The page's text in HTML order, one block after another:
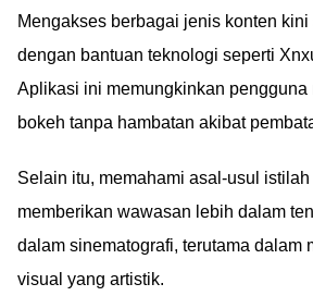
Mengakses berbagai jenis konten
dengan bantuan teknologi seperti
Aplikasi ini memungkinkan pengguna
bokeh tanpa hambatan akibat
Selain itu, memahami asal-usul
memberikan wawasan lebih dalam
dalam sinematografi, terutama dalam
visual yang artistik.